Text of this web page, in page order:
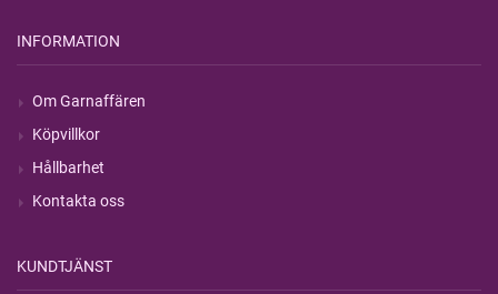
INFORMATION
Om Garnaffären
Köpvillkor
Hållbarhet
Kontakta oss
KUNDTJÄNST